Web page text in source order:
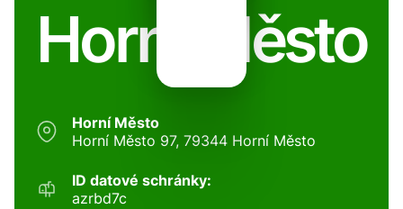
Horní Město
Horní Město
Horní Město 97, 79344 Horní Město
ID datové schránky:
azrbd7c